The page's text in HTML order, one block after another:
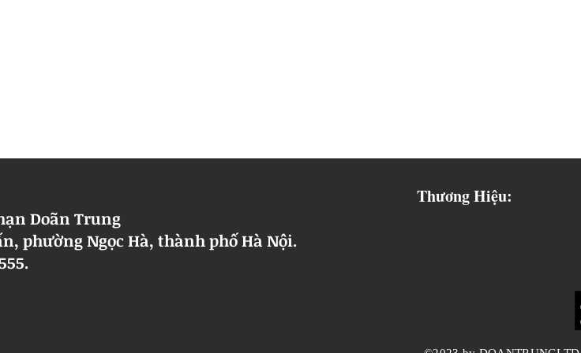
Doãn Trung
phường Ngọc Hà, thành phố Hà Nội.
Thương Hiệu: